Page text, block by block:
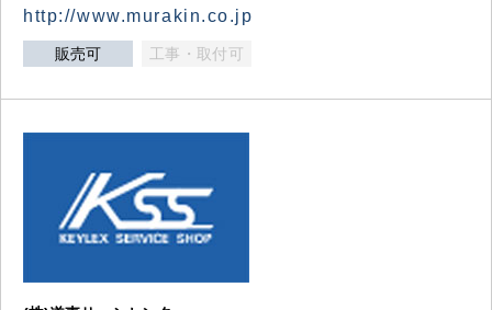
http://www.murakin.co.jp
販売可 工事・取付可